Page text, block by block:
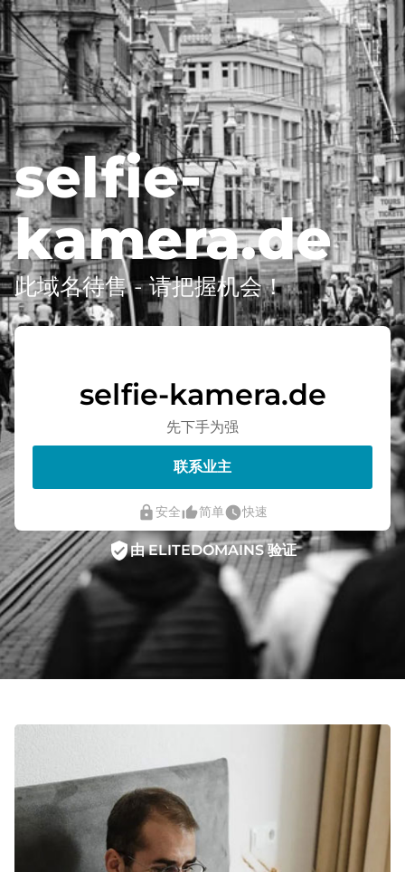
selfie-
kamera.de
此域名待售 - 请把握机会！
selfie-kamera.de
先下手为强
联系业主
lock安全thumb_up_alt简单watch_later快速
verified_user由 ELITEDOMAINS 验证